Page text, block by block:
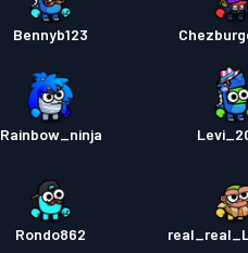
Bennyb123
Rainbow_ninja
Rondo862